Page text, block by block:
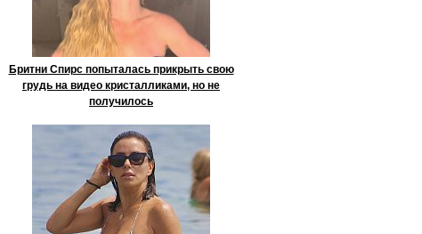
Бритни Спирс попыталась прикрыть свою
грудь на видео кристалликами, но не
получилось